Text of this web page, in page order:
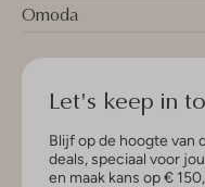
Omoda
Let's keep in
Blijf op de hoogte van
deals, speciaal voor
en maak kans op €